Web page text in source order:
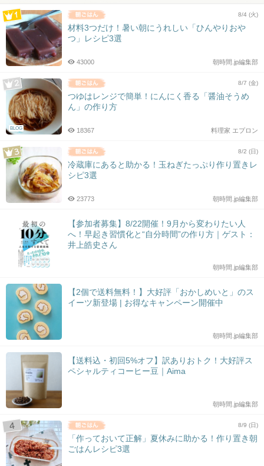
8/4 (火)
材料3つだけ！暑い朝にうれしい「ひんやりおや
つ」レシピ3選
朝時間.jp編集部
43000
BLOG
8/7 (金)
つゆはレンジで簡単！にんにく香る「醤油そうめ
ん」の作り方
料理家 エプロン
18367
8/2 (日)
冷蔵庫にあると助かる！玉ねぎたっぷり作り置きレ
シピ3選
朝時間.jp編集部
23773
【参加者募集】8/22開催！9月から変わりたい人
へ！早起き習慣化と“自分時間”の作り方｜ゲスト：
井上皓史さん
朝時間.jp編集部
【2個で送料無料！】大好評「おかしめいと」のス
イーツ新登場 | お得なキャンペーン開催中
朝時間.jp編集部
【送料込・初回5%オフ】訳ありおトク！大好評ス
ペシャルティコーヒー豆｜Aima
朝時間.jp編集部
8/9 (日)
「作っておいて正解」夏休みに助かる！作り置き朝
ごはんレシピ3選